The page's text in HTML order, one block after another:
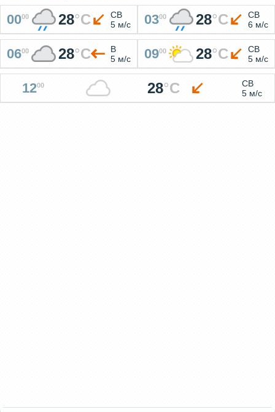
0000 28°C
СВ
5 м/с
0300 28°C
СВ
6 м/с
0600 28°C
В
5 м/с
0900 28°C
СВ
5 м/с
1200 28°C
СВ
5 м/с